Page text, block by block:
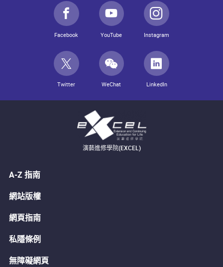
Facebook YouTube Instagram
Twitter WeChat LinkedIn
演藝進修學院(EXCEL)
A-Z 指南
網站版權
網頁指南
私隱條例
無障礙網頁